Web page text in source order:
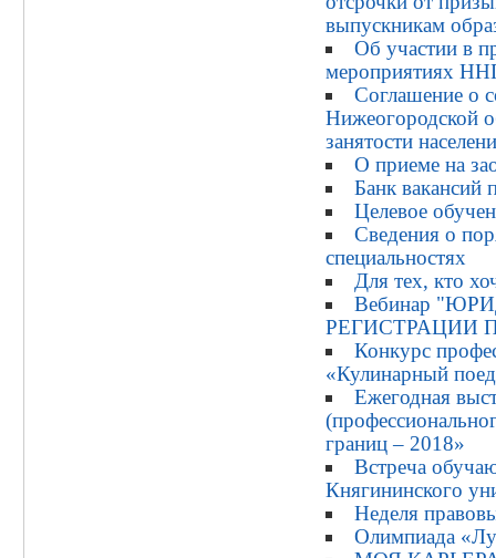
выпускникам
Об участии в
мероприятиях
Соглашение о
Нижеогородской
занятости
О приеме на
Банк вакансий
Целевое
Сведения о
специальностях
Для тех, кто
Вебинар
РЕГИСТРАЦИИ
Конкурс
«Кулинарный
Ежегодная
границ – 2018»
Встреча
Княгининского
Неделя
Олимпиада